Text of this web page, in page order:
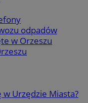
odpadów
w Orzeszu
w Urzędzie Miasta?